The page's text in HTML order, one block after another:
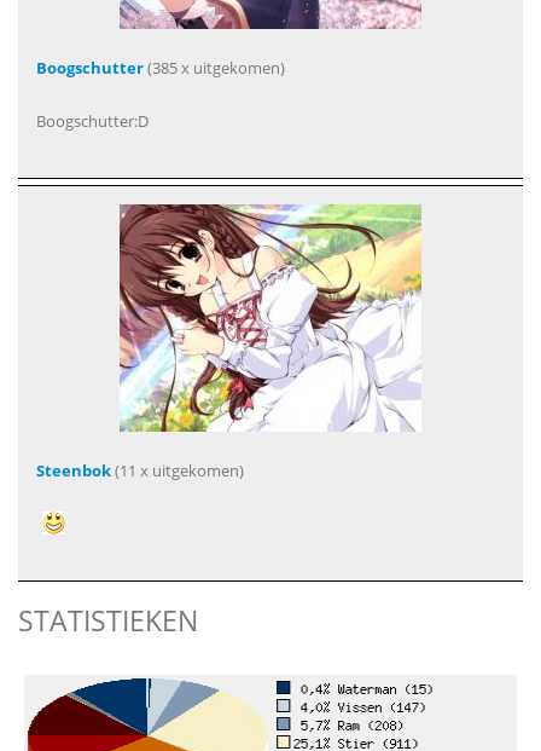
Boogschutter(385 x uitgekomen)
Boogschutter:D
Steenbok(11 x uitgekomen)
STATISTIEKEN